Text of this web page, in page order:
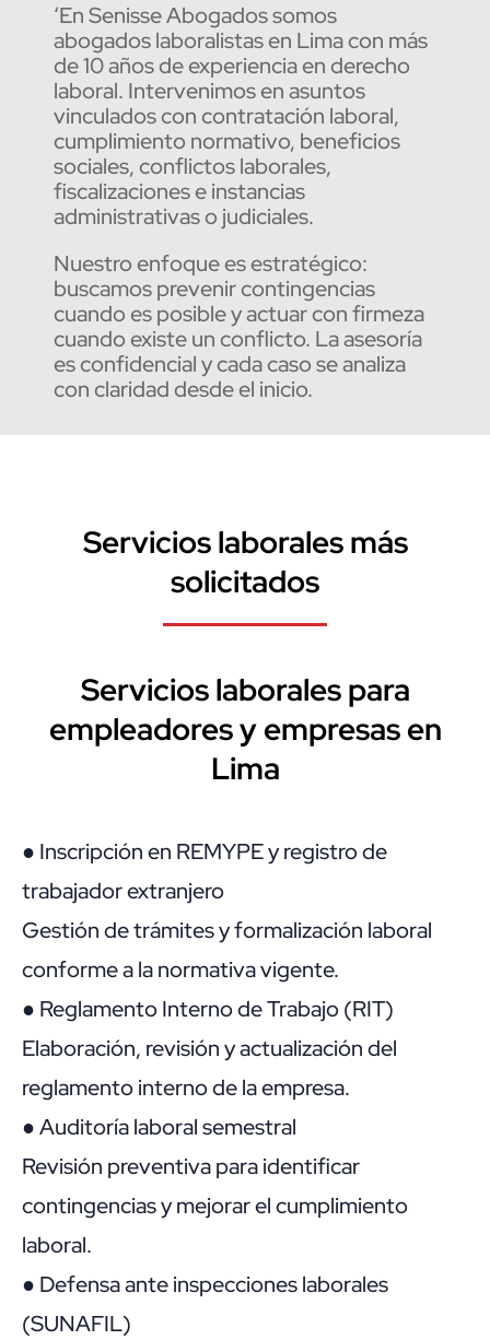
‘En Senisse Abogados somos
abogados laboralistas en Lima con más
de 10 años de experiencia en derecho
laboral. Intervenimos en asuntos
vinculados con contratación laboral,
cumplimiento normativo, beneficios
sociales, conflictos laborales,
fiscalizaciones e instancias
administrativas o judiciales.
Nuestro enfoque es estratégico:
buscamos prevenir contingencias
cuando es posible y actuar con firmeza
cuando existe un conflicto. La asesoría
es confidencial y cada caso se analiza
con claridad desde el inicio.
Servicios laborales más
solicitados
Servicios laborales para
empleadores y empresas en
Lima
● Inscripción en REMYPE y registro de
trabajador extranjero
Gestión de trámites y formalización laboral
conforme a la normativa vigente.
● Reglamento Interno de Trabajo (RIT)
Elaboración, revisión y actualización del
reglamento interno de la empresa.
● Auditoría laboral semestral
Revisión preventiva para identificar
contingencias y mejorar el cumplimiento
laboral.
● Defensa ante inspecciones laborales
(SUNAFIL)